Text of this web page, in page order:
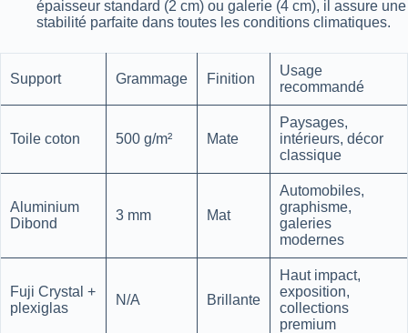
épaisseur standard (2 cm) ou galerie (4 cm), il assure une
stabilité parfaite dans toutes les conditions climatiques.
Support Grammage Finition
Usage
recommandé
Toile coton 500 g/m² Mate
Paysages,
intérieurs, décor
classique
Aluminium
Dibond
3 mm Mat
Automobiles,
graphisme,
galeries
modernes
Fuji Crystal +
plexiglas
N/A Brillante
Haut impact,
exposition,
collections
premium